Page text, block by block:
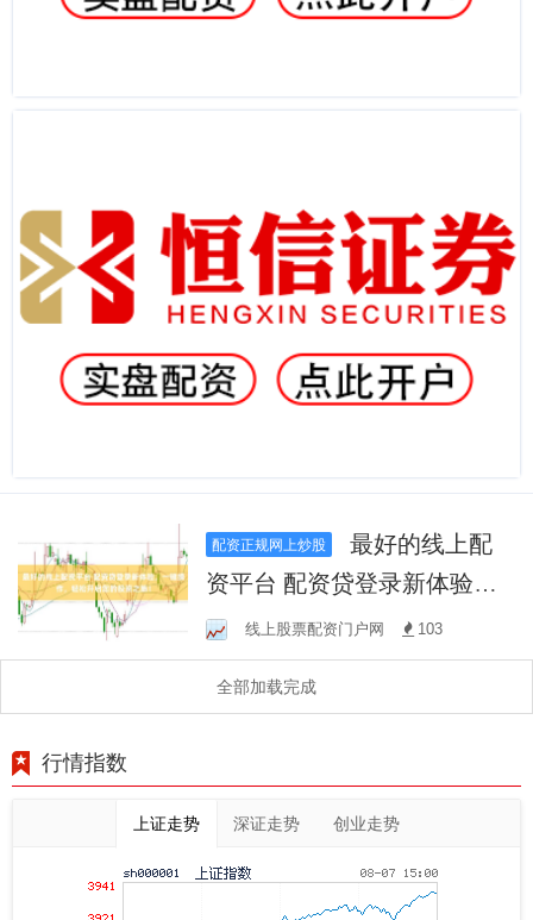
配资正规网上炒股
最好的线上配
资平台 配资贷登录新体验，
一键操作，轻松开启您的投
资之旅！
线上股票配资门户网 103
全部加载完成
行情指数
上证走势 深证走势 创业走势